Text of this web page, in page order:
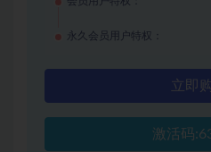
永久会员用户特权：
立即
激活码